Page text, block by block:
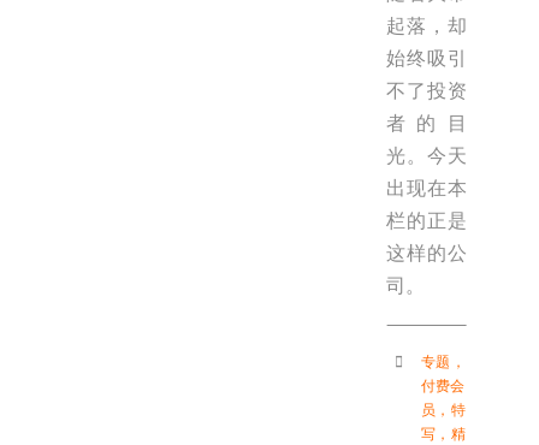
起落，却
始终吸引
不了投资
者的目
光。今天
出现在本
栏的正是
这样的公
司。
专题 ，
付费会
员 ， 特
写 ， 精